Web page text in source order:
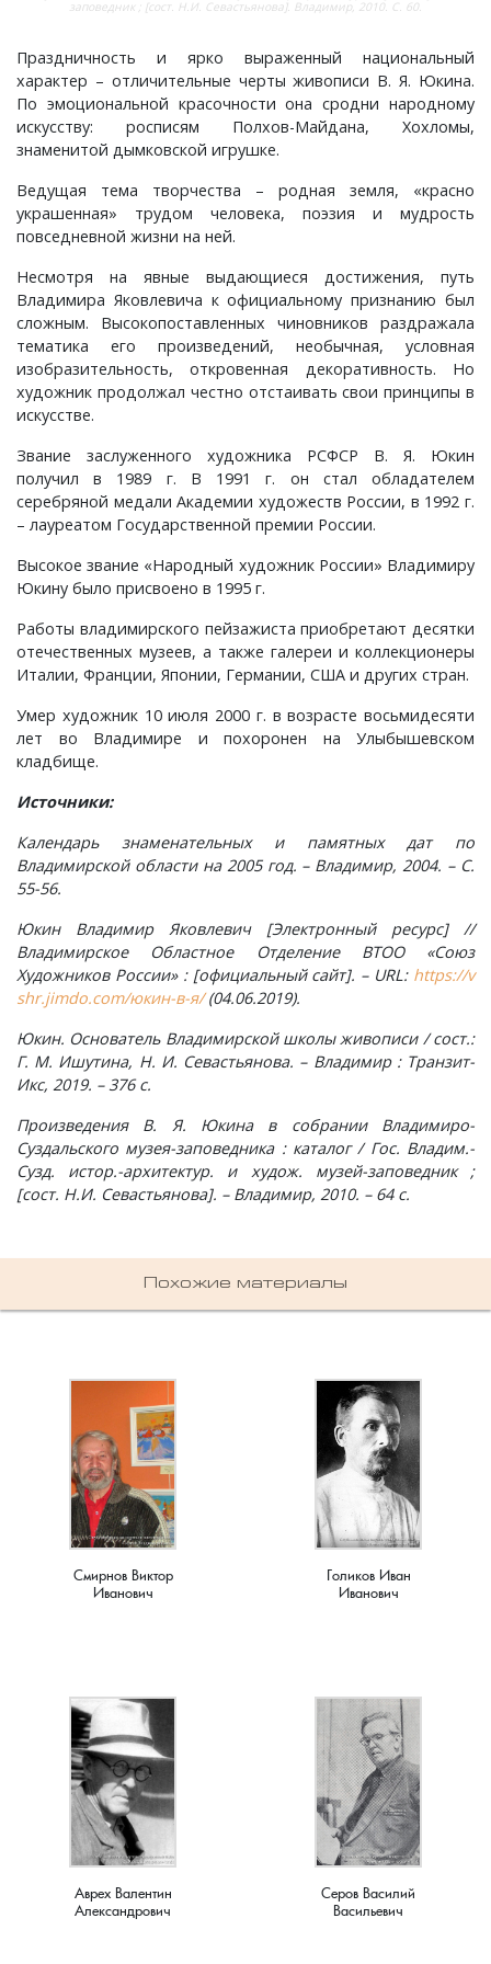
заповедник ; [сост. Н.И. Севастьянова]. Владимир, 2010. С. 60.
Праздничность и ярко выраженный национальный
характер – отличительные черты живописи В. Я. Юкина.
По эмоциональной красочности она сродни народному
искусству: росписям Полхов-Майдана, Хохломы,
знаменитой дымковской игрушке.
Ведущая тема творчества – родная земля, «красно
украшенная» трудом человека, поэзия и мудрость
повседневной жизни на ней.
Несмотря на явные выдающиеся достижения, путь
Владимира Яковлевича к официальному признанию был
сложным. Высокопоставленных чиновников раздражала
тематика его произведений, необычная, условная
изобразительность, откровенная декоративность. Но
художник продолжал честно отстаивать свои принципы в
искусстве.
Звание заслуженного художника РСФСР В. Я. Юкин
получил в 1989 г. В 1991 г. он стал обладателем
серебряной медали Академии художеств России, в 1992 г.
– лауреатом Государственной премии России.
Высокое звание «Народный художник России» Владимиру
Юкину было присвоено в 1995 г.
Работы владимирского пейзажиста приобретают десятки
отечественных музеев, а также галереи и коллекционеры
Италии, Франции, Японии, Германии, США и других стран.
Умер художник 10 июля 2000 г. в возрасте восьмидесяти
лет во Владимире и похоронен на Улыбышевском
кладбище.
Источники:
Календарь знаменательных и памятных дат по
Владимирской области на 2005 год. – Владимир, 2004. – С.
55-56.
Юкин Владимир Яковлевич [Электронный ресурс] //
Владимирское Областное Отделение ВТОО «Союз
Художников России» : [официальный сайт]. – URL: https://v
shr.jimdo.com/юкин-в-я/(04.06.2019).
Юкин. Основатель Владимирской школы живописи / сост.:
Г. М. Ишутина, Н. И. Севастьянова. – Владимир : Транзит-
Икс, 2019. – 376 с.
Произведения В. Я. Юкина в собрании Владимиро-
Суздальского музея-заповедника : каталог / Гос. Владим.-
Сузд. истор.-архитектур. и худож. музей-заповедник ;
[сост. Н.И. Севастьянова]. – Владимир, 2010. – 64 с.
Похожие материалы
Смирнов Виктор
Иванович
Голиков Иван
Иванович
Аврех Валентин
Александрович
Серов Василий
Васильевич
Круглово, село
Крутово, деревня
Куницыно, дерервня
Курменёво, деревня
Лаптево, село
Лезжени, деревня
Лошаиха, деревня
Лубенцы, деревня
Лужки, деревня
Макариха, деревня
Малое Урсово болото, посёлок
Машки, деревня
Микшино, деревня
Мирный, поселок
Мишнево, деревня
Мостцы, село
Неверково, деревня
Нестерково, деревня
Новая Печуга, деревня
Новки, поселок
Новосёлка, деревня
Патакино, село
Пенкино, деревня
Пигасово, деревня
Пирогово, деревня
Ченцы, деревня
Шушерино, деревня
Эсино, деревня